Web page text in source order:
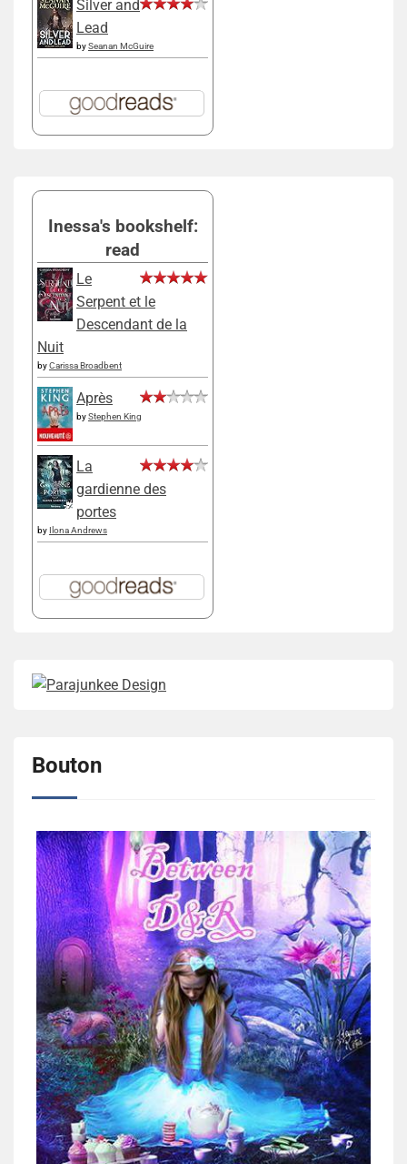
Silver and
Lead
bySeanan McGuire
Inessa's bookshelf:
read
Le
Serpent et le
Descendant de la
Nuit
byCarissa Broadbent
Après
byStephen King
La
gardienne des
portes
by Ilona Andrews
Bouton